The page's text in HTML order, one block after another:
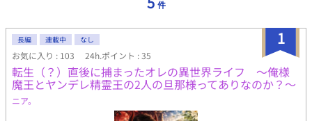
件
1
長編 連載中 なし
お気に入り : 103 24h.ポイント : 35
転生（？）直後に捕まったオレの異世界ライフ 〜俺様
魔王とヤンデレ精霊王の2人の旦那様ってありなのか？〜
ニア。